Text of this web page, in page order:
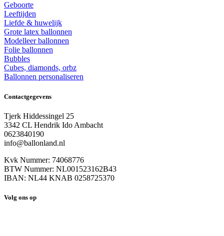
Geboorte
Leeftijden
Liefde & huwelijk
Grote latex ballonnen
Modelleer ballonnen
Folie ballonnen
Bubbles
Cubes, diamonds, orbz
Ballonnen personaliseren
Contactgegevens
Tjerk Hiddessingel 25
3342 CL Hendrik Ido Ambacht
0623840190
info@ballonland.nl
Kvk Nummer: 74068776
BTW Nummer: NL001523162B43
IBAN: NL44 KNAB 0258725370
Volg ons op